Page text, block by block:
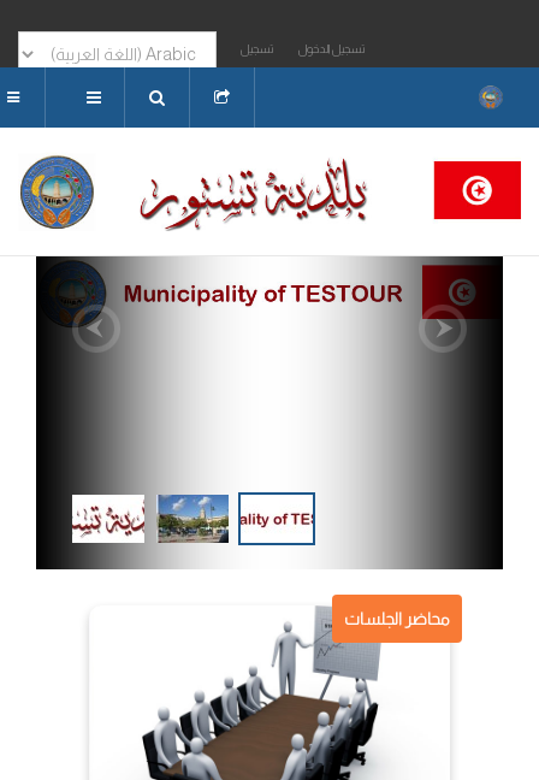
تسجيل الدخول تسجيل
البحث...
محاضر الجلسات